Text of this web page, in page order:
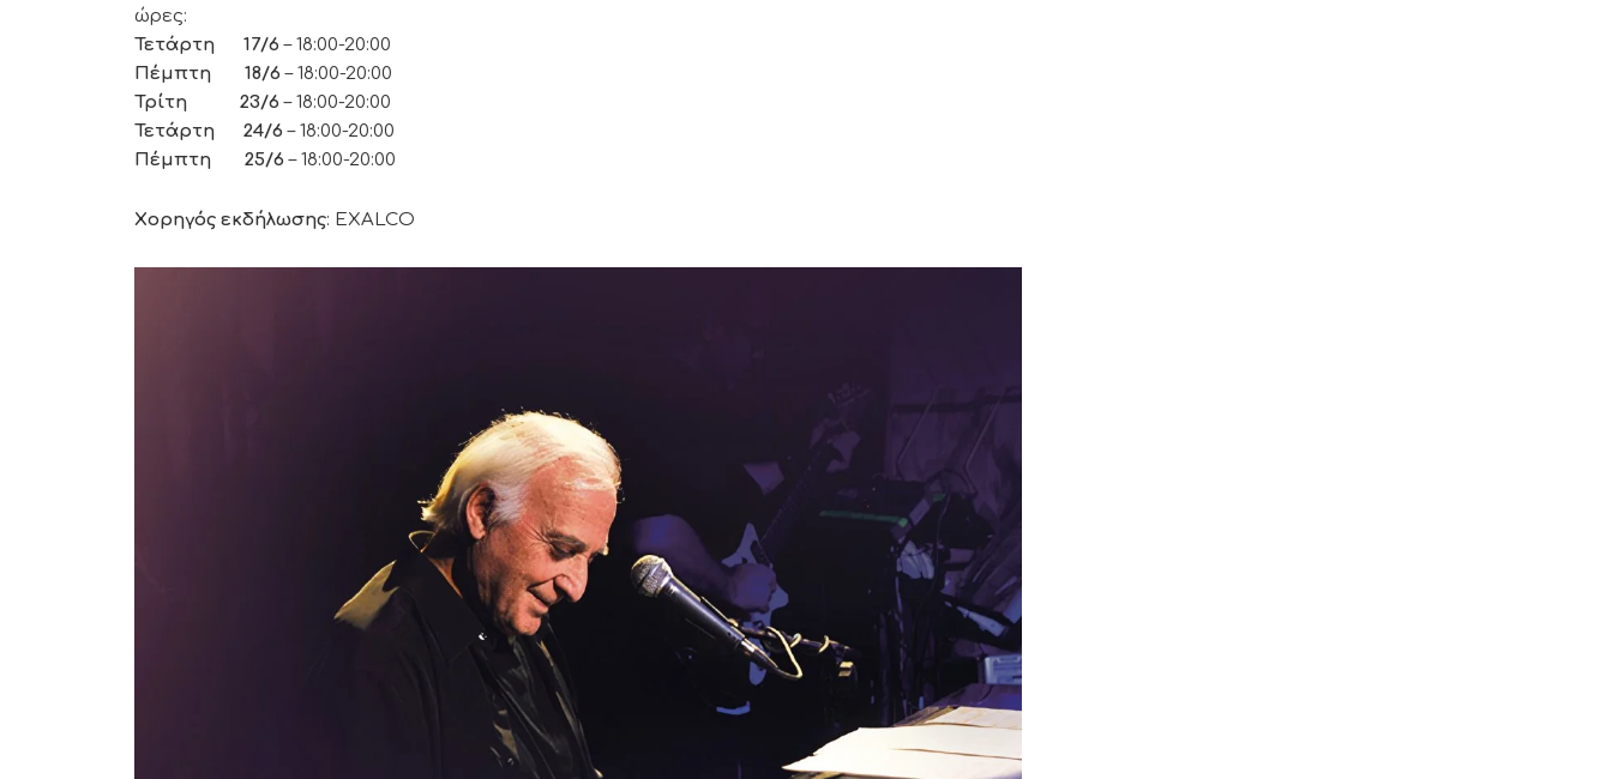
ώρες:
Τετάρτη
17/6 – 18:00-20:00
Πέμπτη
18/6 – 18:00-20:00
Τρίτη
23/6 – 18:00-20:00
Τετάρτη
24/6 – 18:00-20:00
Πέμπτη
25/6 – 18:00-20:00
Xορηγός εκδήλωσης: EXALCO